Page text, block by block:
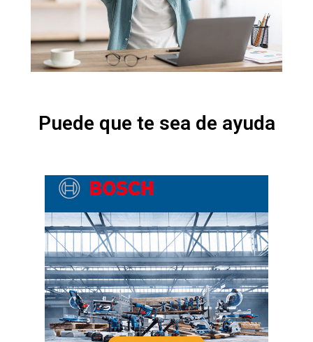
ELECTRODOMÉSTICOS
HOGAR

ELECTRÓNICA

TOP MARCAS

OUTLET

MI CUENTA
ACCESO
CONTACTO
ENVÍOS Y DEVOLUCIONES